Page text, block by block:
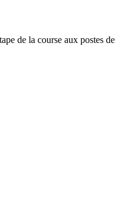
de la course aux postes